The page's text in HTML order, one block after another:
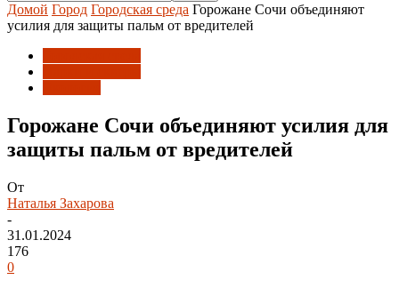
Домой Город Городская среда Горожане Сочи объединяют
усилия для защиты пальм от вредителей
Горожане Сочи объединяют усилия для
защиты пальм от вредителей
От
Наталья Захарова
-
31.01.2024
176
0